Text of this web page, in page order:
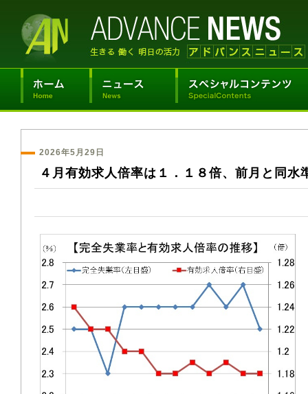
2026年5月29日
４月有効求人倍率は１．１８倍、前月と同水